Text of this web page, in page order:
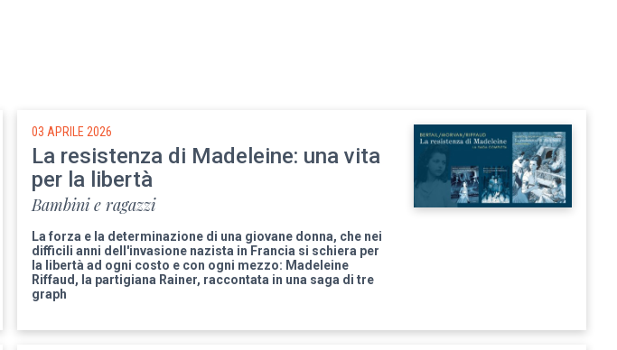
03 APRILE 2026
La resistenza di Madeleine: una vita
per la libertà
Bambini e ragazzi
La forza e la determinazione di una giovane donna, che nei
difficili anni dell'invasione nazista in Francia si schiera per
la libertà ad ogni costo e con ogni mezzo: Madeleine
Riffaud, la partigiana Rainer, raccontata in una saga di tre
graph